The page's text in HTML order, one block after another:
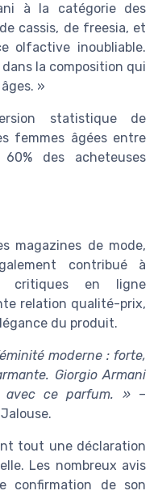
à la catégorie des
cassis, de freesia, et
olfactive inoubliable.
la composition qui
»
statistique de
femmes âgées entre
des acheteuses
magazines de mode,
contribué à
critiques en ligne
relation qualité-prix,
du produit.
moderne : forte,
Giorgio Armani
ce parfum. »–
tout une déclaration
Les nombreux avis
confirmation de son